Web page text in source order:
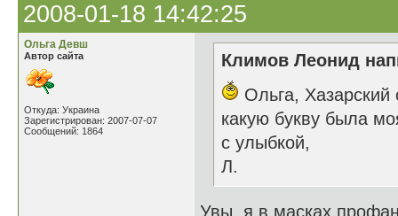
2008-01-18 14:42:25
Ольга Девш
Автор сайта
Откуда: Украина
Зарегистрирован: 2007-07-07
Сообщений: 1864
Климов Леонид
Ольга, Хазарский
какую букву была
с улыбкой,
Л.
Увы, я в масках